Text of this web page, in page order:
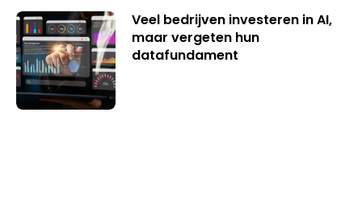
Veel bedrijven investeren in AI,
maar vergeten hun
datafundament